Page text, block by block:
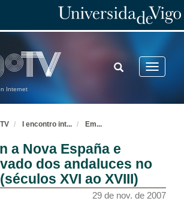
Internet
Toggle
TOGGLE
SEARCH
I encontro int... Em...
a Nova España e
dos andaluces no
XVI ao XVIII)
29 de nov. de 2007